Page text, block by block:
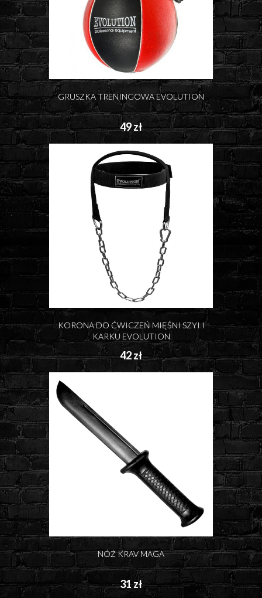
GRUSZKA TRENINGOWA EVOLUTION
49 zł
KORONA DO ĆWICZEŃ MIĘŚNI SZYI I
KARKU EVOLUTION
42 zł
NÓŻ KRAV MAGA
31 zł